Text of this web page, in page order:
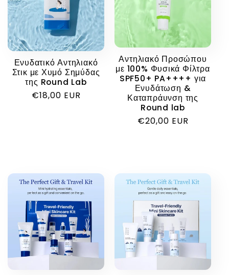
Ενυδατικό Αντηλιακό
Στικ με Χυμό Σημύδας
της Round Lab
Κανονική
€18,00 EUR
Αντηλιακό Προσώπου
με 100% Φυσικά Φίλτρα
SPF50+ PA++++ για
Ενυδάτωση &
Καταπράυνση της
Round lab
Κανονική
€20,00 EUR